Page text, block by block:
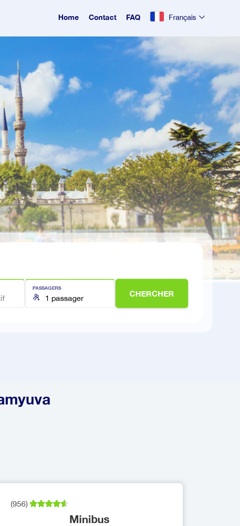
Home Contact FAQ Français
PASSAGERS
CHERCHER
(956)
Minibus